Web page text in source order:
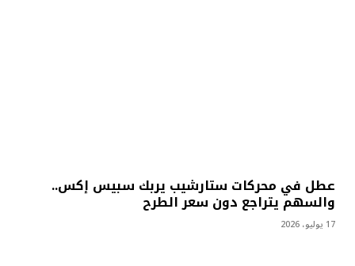
عطل في محركات ستارشيب يربك سبيس إكس..
والسهم يتراجع دون سعر الطرح
17 يوليو، 2026